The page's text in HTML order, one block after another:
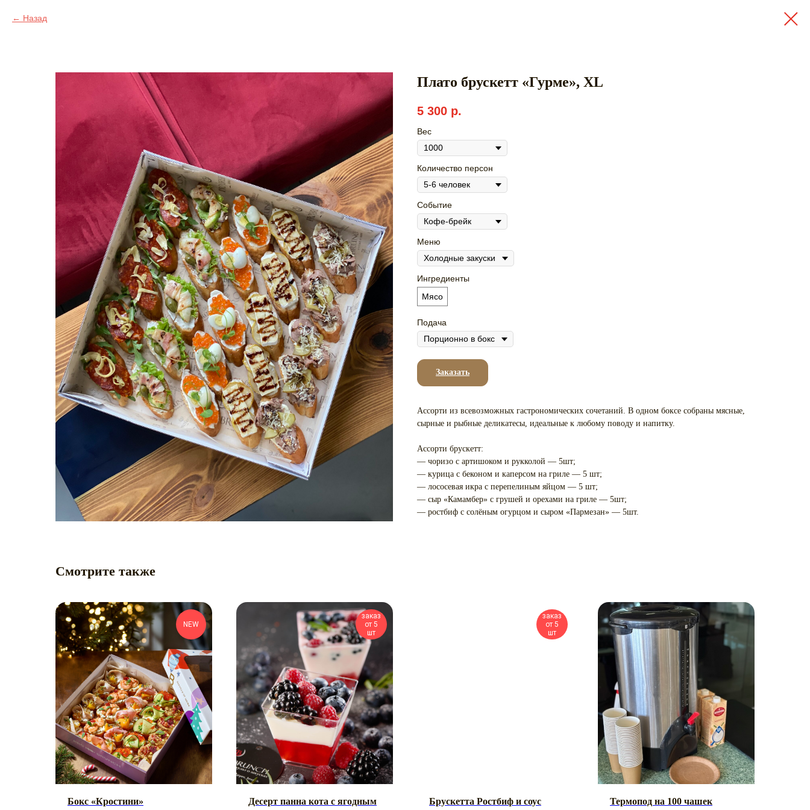
Назад
Плато брускетт «Гурме», XL
5 300 р.
Вес
Количество персон
Событие
Меню
Ингредиенты
Мясо
Подача
Заказать
Ассорти из всевозможных гастрономических сочетаний. В одном боксе собраны мясные,
сырные и рыбные деликатесы, идеальные к любому поводу и напитку.
Ассорти брускетт:
— чоризо с артишоком и рукколой — 5шт;
— курица с беконом и каперсом на гриле — 5 шт;
— лососевая икра с перепелиным яйцом — 5 шт;
— сыр «Камамбер» с грушей и орехами на гриле — 5шт;
— ростбиф с солёным огурцом и сыром «Пармезан» — 5шт.
Смотрите также
NEW
Бокс «Кростини»
заказ
от 5
шт
Десерт панна кота с ягодным
заказ
от 5
шт
Брускетта Ростбиф и соус
Термопод на 100 чашек